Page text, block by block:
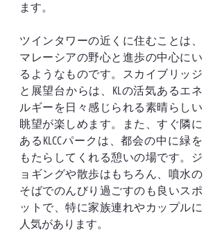
ます。
ツインタワーの近くに住むことは、
マレーシアの野心と進歩の中心にい
るようなものです。スカイブリッジ
と展望台からは、KLの活気あるエネ
ルギーを日々感じられる素晴らしい
眺望が楽しめます。また、すぐ隣に
あるKLCCパークは、都会の中に緑を
もたらしてくれる憩いの場です。ジ
ョギングや散歩はもちろん、噴水の
そばでのんびり過ごすのも良いスポ
ットで、特に家族連れやカップルに
人気があります。